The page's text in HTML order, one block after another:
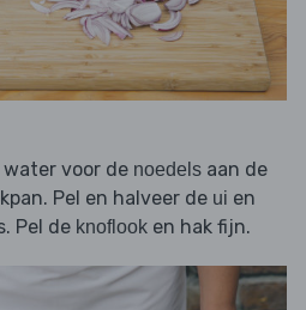
voor de noedels aan de
Pel en halveer de ui en
Pel de knoflook en hak fijn.